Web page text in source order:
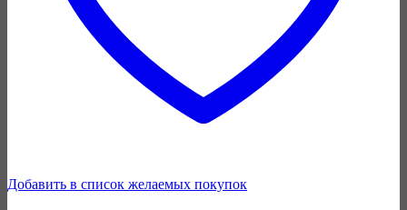
Добавить в список желаемых покупок